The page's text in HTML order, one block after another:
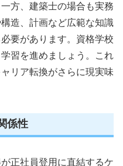
方、建築士の場合も実務
造、計画など広範な知識
要があります。資格学校
習を進めましょう。これ
リア転換がさらに現実味
係性
正社員登用に直結するケ